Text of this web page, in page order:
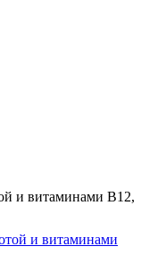
и витаминами В12,